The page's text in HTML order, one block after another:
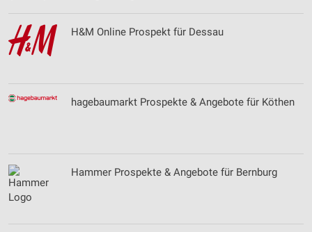
H&M Online Prospekt für Dessau
hagebaumarkt Prospekte & Angebote für Köthen
Hammer Prospekte & Angebote für Bernburg